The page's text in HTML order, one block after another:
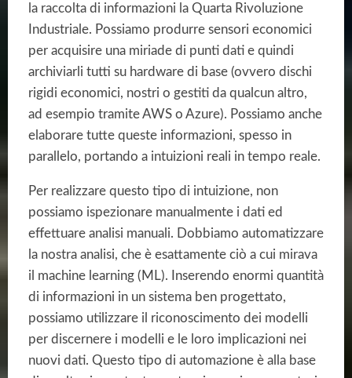
la raccolta di informazioni la Quarta Rivoluzione
Industriale. Possiamo produrre sensori economici
per acquisire una miriade di punti dati e quindi
archiviarli tutti su hardware di base (ovvero dischi
rigidi economici, nostri o gestiti da qualcun altro,
ad esempio tramite AWS o Azure). Possiamo anche
elaborare tutte queste informazioni, spesso in
parallelo, portando a intuizioni reali in tempo reale.
Per realizzare questo tipo di intuizione, non
possiamo ispezionare manualmente i dati ed
effettuare analisi manuali. Dobbiamo automatizzare
la nostra analisi, che è esattamente ciò a cui mirava
il machine learning (ML). Inserendo enormi quantità
di informazioni in un sistema ben progettato,
possiamo utilizzare il riconoscimento dei modelli
per discernere i modelli e le loro implicazioni nei
nuovi dati. Questo tipo di automazione è alla base